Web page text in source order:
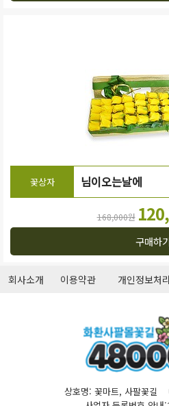
꽃상자 님이오는날에
168,000원
구매하
회사소개 이용약관 개인정보처
상호명: 꽃마트, 사팔꽃길